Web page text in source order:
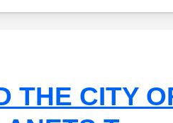
THE CITY